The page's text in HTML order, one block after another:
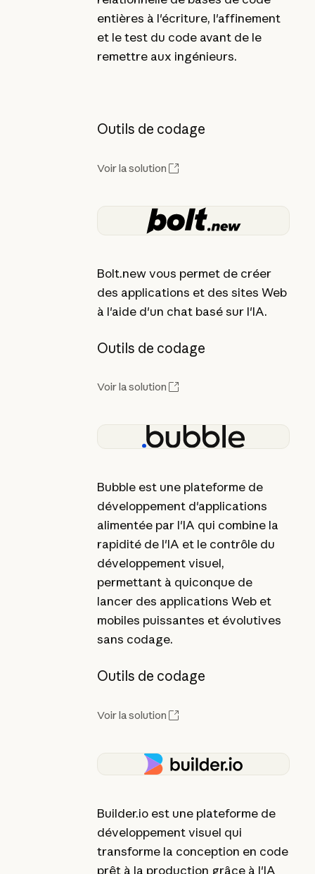
entières à l'écriture, l'affinement
et le test du code avant de le
remettre aux ingénieurs.
Outils de codage
Voir la solution
Bolt.new vous permet de créer
des applications et des sites Web
à l'aide d'un chat basé sur l'IA.
Outils de codage
Voir la solution
Bubble est une plateforme de
développement d'applications
alimentée par l'IA qui combine la
rapidité de l'IA et le contrôle du
développement visuel,
permettant à quiconque de
lancer des applications Web et
mobiles puissantes et évolutives
sans codage.
Outils de codage
Voir la solution
Builder.io est une plateforme de
développement visuel qui
transforme la conception en code
prêt à la production grâce à l'IA